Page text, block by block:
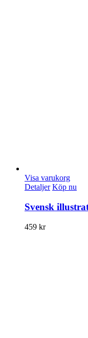
Visa varukorg
Detaljer Köp nu
Svensk
459 kr